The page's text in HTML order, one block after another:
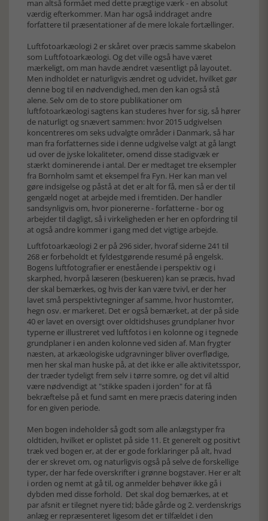
man altså formået med dette prægtige værk - en absolut
værdig efterkommer. Man har også inddraget andre
forfattere til præsentationer af de mere lokale fortællinger.
Luftfotoarkæologi 2 er skåret over præcis samme skabelon
som Luftfotoarkæologi. Og det ville også have været
mærkeligt, om man havde ændret væsentligt på layoutet.
Men indholdet er naturligvis ændret og udvidet, hvilket gør
denne bog til en nødvendighed, men den kan også stå
alene. Selv om de to store publikationer om
luftfotoarkæologi sagtens kan studeres hver for sig, så hører
de naturligt og snævert sammen: hvor 2015 udgivelsen
koncentreres om seks udvalgte områder i Danmark, så har
man fra forfatternes side i denne udgivelse valgt at gå langt
ud over de jyske lokaliteter, omend disse stadigvæk er
stærkt dominerende i antal. Der er medtaget tre eksempler
fra Bornholm samt et eksempel fra Fyn. Her kan man vel
gøre indsigelse og påstå at det er alt for få, men så er der til
gengæld noget at arbejde med i fremtiden. Der handler
sandsynligvis om, hvor pionererne - forfatterne - bor og
arbejder til dagligt, så i virkeligheden er her en opfordring til
at også andre kommer i gang med det vigtige arbejde.
Luftfotoarkæologi 2 er på 296 sider, hvoraf siderne 241 til
268 er forbeholdt et fyldestgørende resumé på engelsk.
Bogens luftfotografier er enestående i perspektiv og i
skarphed, hvorpå læseren (beskueren) kan se præcis, hvad
der skal bemærkes, og hvis der kan være tvivl, er der her
lavet små perspektivtegninger af samme, hvor hustomter,
hegn osv. er markeret. Det er også bemærket, at der på side
40 er lavet en oversigt over oldtidshuses grundplaner hvor
typerne er illustreret ved luftfotos i en kolonne og i tegnede
grundplaner i en anden kolonne ved siden af. Man frygter
næsten, at arkæologiske udgravninger bliver overflødige,
men her skal man huske på, at det ikke er alle aktivitetsspor,
der træder tydeligt frem selv i tørre somre, og det vil altid
være nødvendigt at "stikke spaden i jorden" for at få
bekræftelse på et fund samt en mere præcis datering inden
for en given periode.
Men bogen indeholder så godt som alle anlægstyper fra
oldtiden, hvilket er oplistet på side 11. Et generelt og positivt
træk ved bogen er, at der er gode forklaringer på alt, hvad
der er skrevet om, og naturligvis også på selve de forskellige
typer, der har fede overskrifter i grønne bogstaver. Her er alt
i orden og nemt at gå til, og anmelder behøver ikke gå i
dybden med disse forhold. Det skal dog bemærkes, at et
par afsnit er tilegnet nyere tid; både gårde og 2. verdenskrigs
anlæg er repræsenteret ligesom det er tilfældet i den